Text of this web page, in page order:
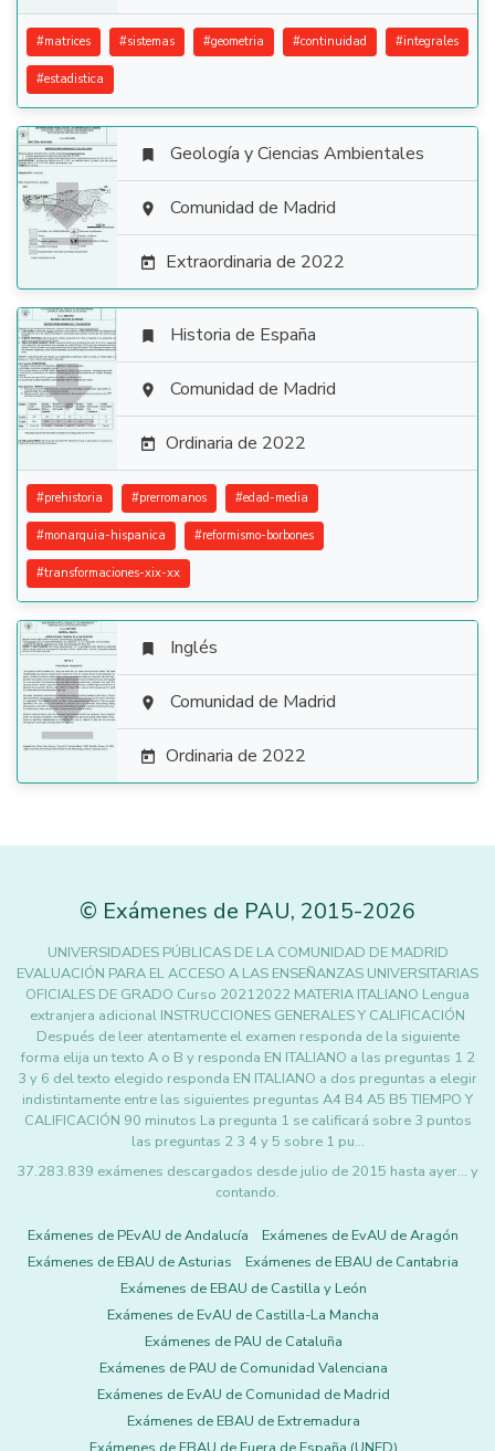
#matrices #sistemas #geometria #continuidad #integrales
#estadistica

 Geología y Ciencias Ambientales
 Comunidad de Madrid
 Extraordinaria de 2022

 Historia de España
 Comunidad de Madrid
 Ordinaria de 2022
#prehistoria #prerromanos #edad-media
#monarquia-hispanica #reformismo-borbones
#transformaciones-xix-xx

 Inglés
 Comunidad de Madrid
 Ordinaria de 2022
© Exámenes de PAU, 2015-2026
UNIVERSIDADES PÚBLICAS DE LA COMUNIDAD DE MADRID
EVALUACIÓN PARA EL ACCESO A LAS ENSEÑANZAS UNIVERSITARIAS
OFICIALES DE GRADO Curso 20212022 MATERIA ITALIANO Lengua
extranjera adicional INSTRUCCIONES GENERALES Y CALIFICACIÓN
Después de leer atentamente el examen responda de la siguiente
forma elija un texto A o B y responda EN ITALIANO a las preguntas 1 2
3 y 6 del texto elegido responda EN ITALIANO a dos preguntas a elegir
indistintamente entre las siguientes preguntas A4 B4 A5 B5 TIEMPO Y
CALIFICACIÓN 90 minutos La pregunta 1 se calificará sobre 3 puntos
las preguntas 2 3 4 y 5 sobre 1 pu…
37.283.839 exámenes descargados desde julio de 2015 hasta ayer... y
contando.
Exámenes de PEvAU de Andalucía
Exámenes de EvAU de Aragón
Exámenes de EBAU de Asturias
Exámenes de EBAU de Cantabria
Exámenes de EBAU de Castilla y León
Exámenes de EvAU de Castilla-La Mancha
Exámenes de PAU de Cataluña
Exámenes de PAU de Comunidad Valenciana
Exámenes de EvAU de Comunidad de Madrid
Exámenes de EBAU de Extremadura